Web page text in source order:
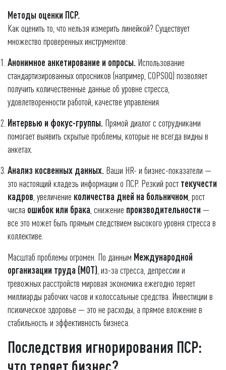
Методы оценки ПСР.
Как оценить то, что нельзя измерить линейкой? Существует
множество проверенных инструментов:
Анонимное анкетирование и опросы. Использование
стандартизированных опросников (например, COPSOQ) позволяет
получить количественные данные об уровне стресса,
удовлетворенности работой, качестве управления.
Интервью и фокус-группы. Прямой диалог с сотрудниками
помогает выявить скрытые проблемы, которые не всегда видны в
анкетах.
Анализ косвенных данных. Ваши HR- и бизнес-показатели —
это настоящий кладезь информации о ПСР. Резкий рост текучести
кадров , увеличение количества дней на больничном , рост
числа ошибок или брака , снижение производительности —
все это может быть прямым следствием высокого уровня стресса в
коллективе.
Масштаб проблемы огромен. По данным Международной
организации труда (МОТ) , из-за стресса, депрессии и
тревожных расстройств мировая экономика ежегодно теряет
миллиарды рабочих часов и колоссальные средства. Инвестиции в
психическое здоровье — это не расходы, а прямое вложение в
стабильность и эффективность бизнеса.
Последствия игнорирования ПСР:
что теряет бизнес?